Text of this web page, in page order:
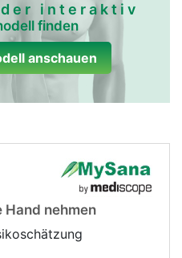
interaktiv
finden
anschauen
Hand nehmen